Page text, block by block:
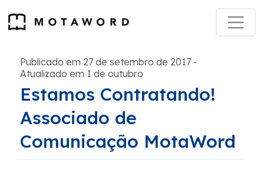
Publicado em 27 de setembro de 2017 -
Atualizado em 1 de outubro
Estamos Contratando!
Associado de
Comunicação MotaWord